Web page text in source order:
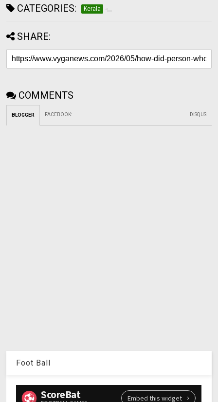
CATEGORIES: Kerala
SHARE:
COMMENTS
BLOGGER FACEBOOK: DISQUS
Foot Ball